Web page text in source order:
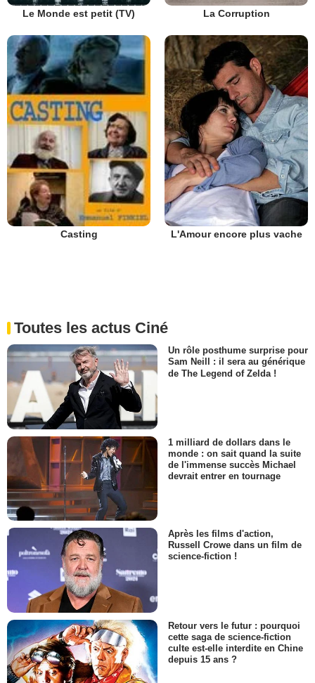
Le Monde est petit (TV) La Corruption
Casting L'Amour encore plus vache
Toutes les actus Ciné
Un rôle posthume surprise pour
Sam Neill : il sera au générique
de The Legend of Zelda !
1 milliard de dollars dans le
monde : on sait quand la suite
de l'immense succès Michael
devrait entrer en tournage
Après les films d'action,
Russell Crowe dans un film de
science-fiction !
Retour vers le futur : pourquoi
cette saga de science-fiction
culte est-elle interdite en Chine
depuis 15 ans ?